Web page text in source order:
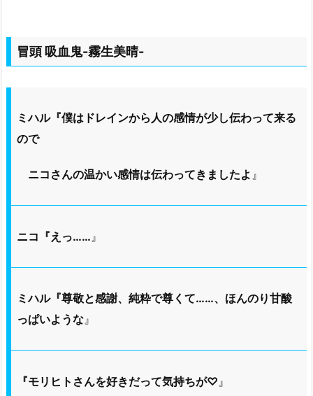
冒頭 吸血鬼-霧生美晴-
ミハル『僕はドレインから人の感情が少し伝わって来る
ので
ニコさんの温かい感情は伝わってきましたよ 』
ニコ『えっ…… 』
ミハル『尊敬と感謝、純粋で尊くて……、ほんのり甘酸
っぱいような』
『モリヒトさんを好きだって気持ちが♡ 』